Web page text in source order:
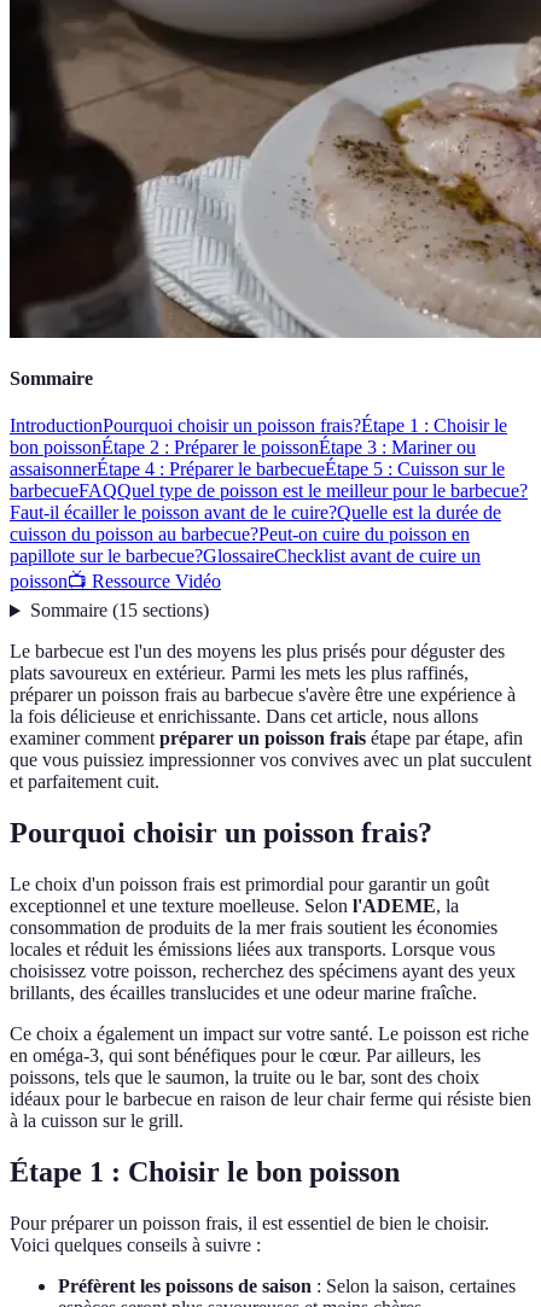
Sommaire
IntroductionPourquoi choisir un poisson frais?Étape 1 : Choisir le
bon poissonÉtape 2 : Préparer le poissonÉtape 3 : Mariner ou
assaisonnerÉtape 4 : Préparer le barbecueÉtape 5 : Cuisson sur le
barbecueFAQQuel type de poisson est le meilleur pour le barbecue?
Faut-il écailler le poisson avant de le cuire?Quelle est la durée de
cuisson du poisson au barbecue?Peut-on cuire du poisson en
papillote sur le barbecue?GlossaireChecklist avant de cuire un
poisson📺 Ressource Vidéo
Sommaire(15 sections)
Le barbecue est l'un des moyens les plus prisés pour déguster des
plats savoureux en extérieur. Parmi les mets les plus raffinés,
préparer un poisson frais au barbecue s'avère être une expérience à
la fois délicieuse et enrichissante. Dans cet article, nous allons
examiner commentpréparer un poisson frais étape par étape, afin
que vous puissiez impressionner vos convives avec un plat succulent
et parfaitement cuit.
Pourquoi choisir un poisson frais?
Le choix d'un poisson frais est primordial pour garantir un goût
exceptionnel et une texture moelleuse. Selon l'ADEME, la
consommation de produits de la mer frais soutient les économies
locales et réduit les émissions liées aux transports. Lorsque vous
choisissez votre poisson, recherchez des spécimens ayant des yeux
brillants, des écailles translucides et une odeur marine fraîche.
Ce choix a également un impact sur votre santé. Le poisson est riche
en oméga-3, qui sont bénéfiques pour le cœur. Par ailleurs, les
poissons, tels que le saumon, la truite ou le bar, sont des choix
idéaux pour le barbecue en raison de leur chair ferme qui résiste bien
à la cuisson sur le grill.
Étape 1 : Choisir le bon poisson
Pour préparer un poisson frais, il est essentiel de bien le choisir.
Voici quelques conseils à suivre :
Préfèrent les poissons de saison : Selon la saison, certaines